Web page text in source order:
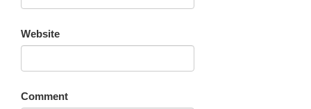
Website
Comment